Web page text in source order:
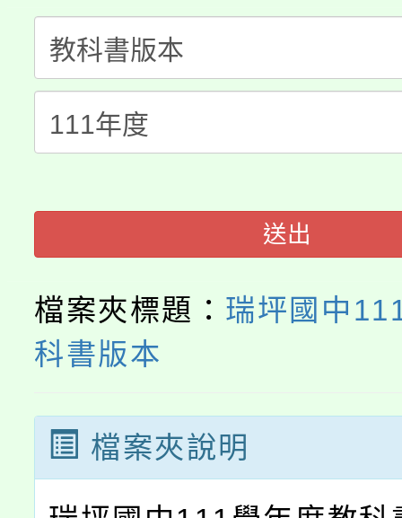
版
公告本校115學年度第
代理(課)教師甄選結果(
「2026金融保險知識
車」活動
桃園市115學年度學生
生本土語及新住民語歌
公告本校115學年度第
代理(課)教師甄選結果(
代理(課)教師甄選結果
轉知中國文化大學推廣
《TA101》溝通分析基
程，歡迎學生輔導中心
系所師生報名參加。
轉知苗栗縣政府辦理
縣市「校園短影音徵選
踴躍報名參加。
送出
檔案夾標題： 瑞坪國中
科書版本
檔案夾說明